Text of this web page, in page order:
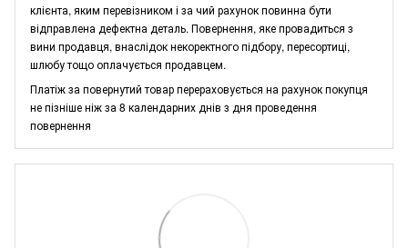
клієнта, яким перевізником і за чий рахунок повинна бути
відправлена дефектна деталь. Повернення, яке провадиться з
вини продавця, внаслідок некоректного підбору, пересортиці,
шлюбу тощо оплачується продавцем.
Платіж за повернутий товар перераховується на рахунок покупця
не пізніше ніж за 8 календарних днів з дня проведення
повернення